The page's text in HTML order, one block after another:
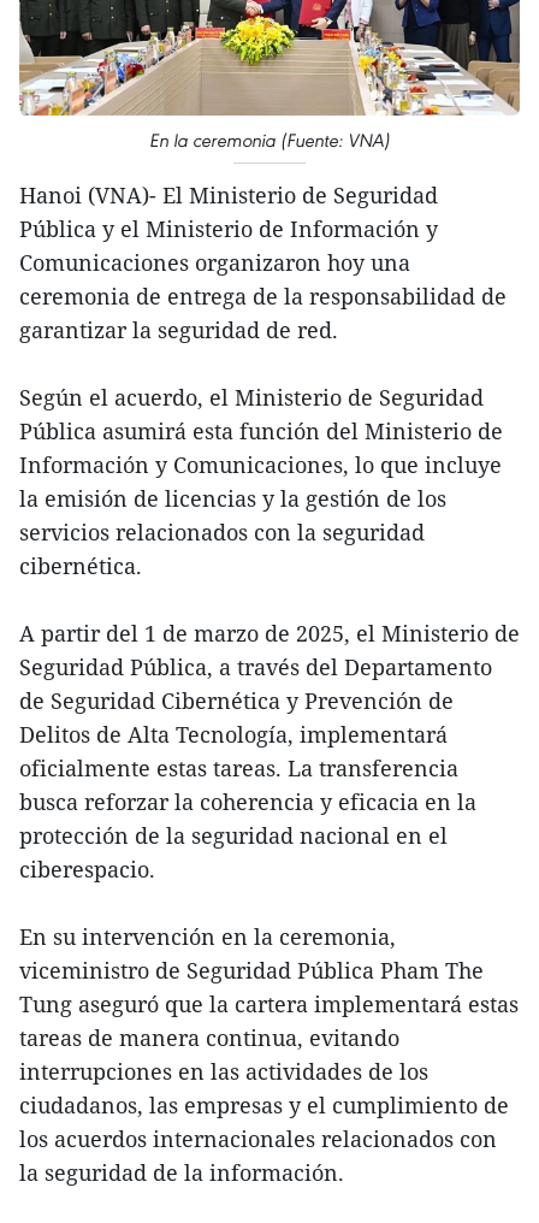
En la ceremonia (Fuente: VNA)
Hanoi (VNA)- El Ministerio de Seguridad
Pública y el Ministerio de Información y
Comunicaciones organizaron hoy una
ceremonia de entrega de la responsabilidad de
garantizar la seguridad de red.
Según el acuerdo, el Ministerio de Seguridad
Pública asumirá esta función del Ministerio de
Información y Comunicaciones, lo que incluye
la emisión de licencias y la gestión de los
servicios relacionados con la seguridad
cibernética.
A partir del 1 de marzo de 2025, el Ministerio de
Seguridad Pública, a través del Departamento
de Seguridad Cibernética y Prevención de
Delitos de Alta Tecnología, implementará
oficialmente estas tareas. La transferencia
busca reforzar la coherencia y eficacia en la
protección de la seguridad nacional en el
ciberespacio.
En su intervención en la ceremonia,
viceministro de Seguridad Pública Pham The
Tung aseguró que la cartera implementará estas
tareas de manera continua, evitando
interrupciones en las actividades de los
ciudadanos, las empresas y el cumplimiento de
los acuerdos internacionales relacionados con
la seguridad de la información.